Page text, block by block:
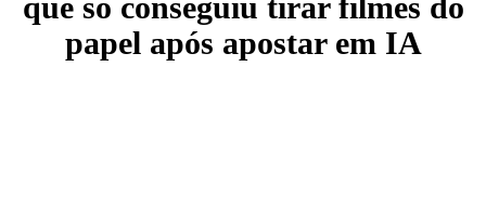
papel após apostar em IA